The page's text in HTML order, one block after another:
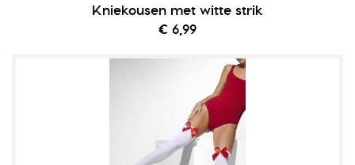
Kniekousen met witte strik
€ 6,99